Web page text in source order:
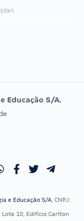
DE ORDEM
OAB
Educação S/A.
e Educação S/A, CNPJ:
Lote 10, Edifício Carlton